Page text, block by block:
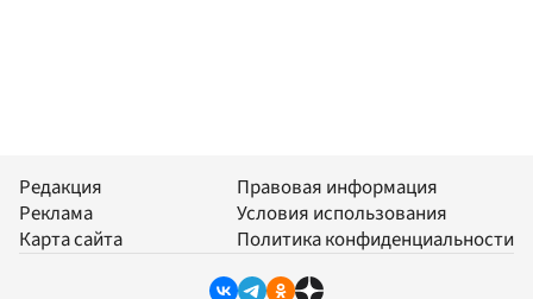
Редакция
Реклама
Карта сайта
Правовая информация
Условия использования
Политика конфиденциальности